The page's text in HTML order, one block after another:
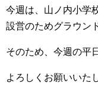
今週は、山ノ内小学
設営のためグラウン
そのため、今週の平
よろしくお願いいた